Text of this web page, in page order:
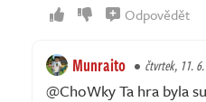
Odpovědět
Munraito čtvrtek, 11.
@ChoWky Ta hra byla